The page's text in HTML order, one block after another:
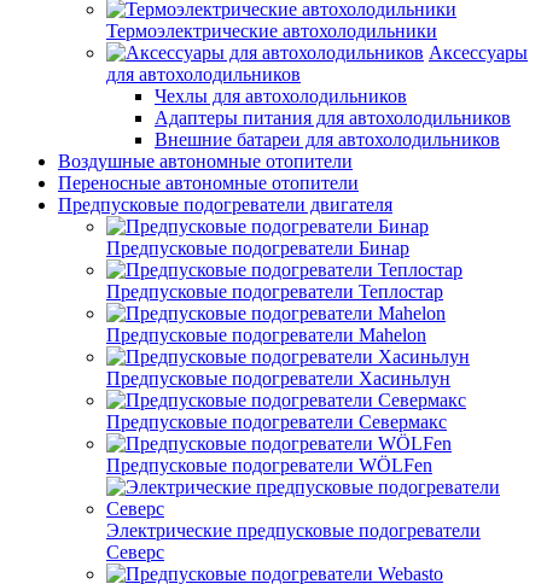
Термоэлектрические автохолодильники
Аксессуары
для автохолодильников
Чехлы для автохолодильников
Адаптеры питания для автохолодильников
Внешние батареи для автохолодильников
Воздушные автономные отопители
Переносные автономные отопители
Предпусковые подогреватели двигателя
Предпусковые подогреватели Бинар
Предпусковые подогреватели Теплостар
Предпусковые подогреватели Mahelon
Предпусковые подогреватели Хасиньлун
Предпусковые подогреватели Севермакс
Предпусковые подогреватели WÖLFen
Электрические предпусковые подогреватели
Северс